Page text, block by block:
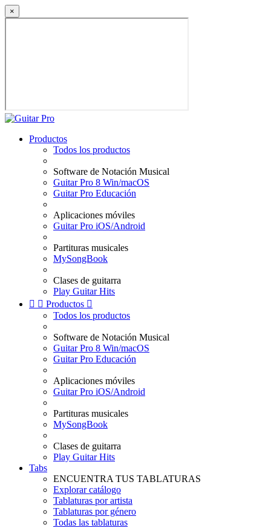
×
Productos
Todos los productos
Software de Notación Musical
Guitar Pro 8 Win/macOS
Guitar Pro Educación
Aplicaciones móviles
Guitar Pro iOS/Android
Partituras musicales
MySongBook
Clases de guitarra
Play Guitar Hits
  Productos 
Todos los productos
Software de Notación Musical
Guitar Pro 8 Win/macOS
Guitar Pro Educación
Aplicaciones móviles
Guitar Pro iOS/Android
Partituras musicales
MySongBook
Clases de guitarra
Play Guitar Hits
Tabs
ENCUENTRA TUS TABLATURAS
Explorar catálogo
Tablaturas por artista
Tablaturas por género
Todas las tablaturas